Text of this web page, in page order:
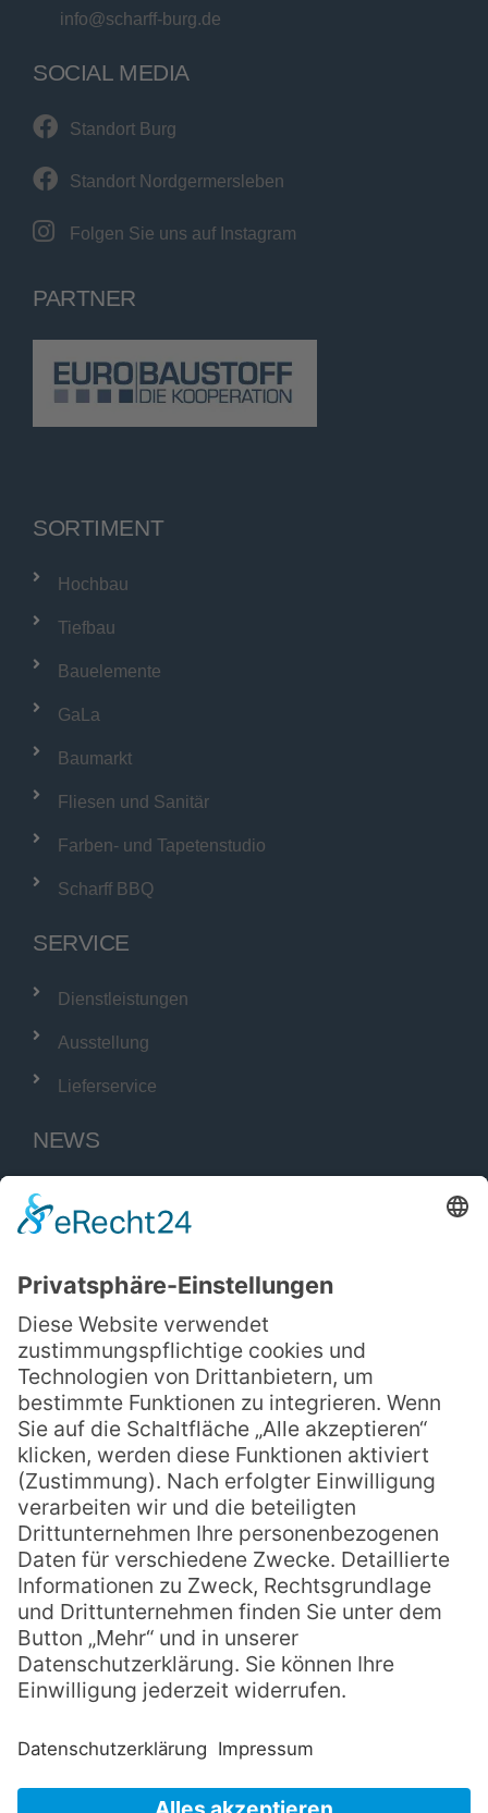
info@scharff-burg.de
SOCIAL MEDIA
Standort Burg
Standort Nordgermersleben
Folgen Sie uns auf Instagram
PARTNER
SORTIMENT
Hochbau
Tiefbau
Bauelemente
GaLa
Baumarkt
Fliesen und Sanitär
Farben- und Tapetenstudio
Scharff BBQ
SERVICE
Dienstleistungen
Ausstellung
Lieferservice
NEWS
Scharff BBQ
Kleinanzeigen
ÜBER UNS
Über uns
Historie
Karriere & Ausbildung
Partner/Kooperationen
RECHTLICHES
Impressum
Datenschutz
Datenschutz (Social Media)